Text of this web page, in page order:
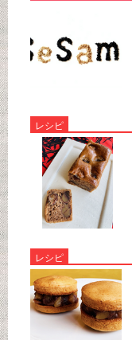
レシピ
レシピ